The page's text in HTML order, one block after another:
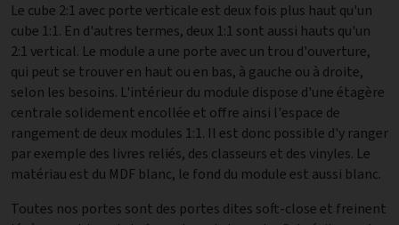
Le cube 2:1 avec porte verticale est deux fois plus haut qu'un
cube 1:1. En d'autres termes, deux 1:1 sont aussi hauts qu'un
2:1 vertical. Le module a une porte avec un trou d'ouverture,
qui peut se trouver en haut ou en bas, à gauche ou à droite,
selon les besoins. L'intérieur du module dispose d'une étagère
centrale solidement encollée et offre ainsi l'espace de
rangement de deux modules 1:1. Il est donc possible d'y ranger
par exemple des livres reliés, des classeurs et des vinyles. Le
matériau est du MDF blanc, le fond du module est aussi blanc.
Toutes nos portes sont des portes dites soft-close et freinent